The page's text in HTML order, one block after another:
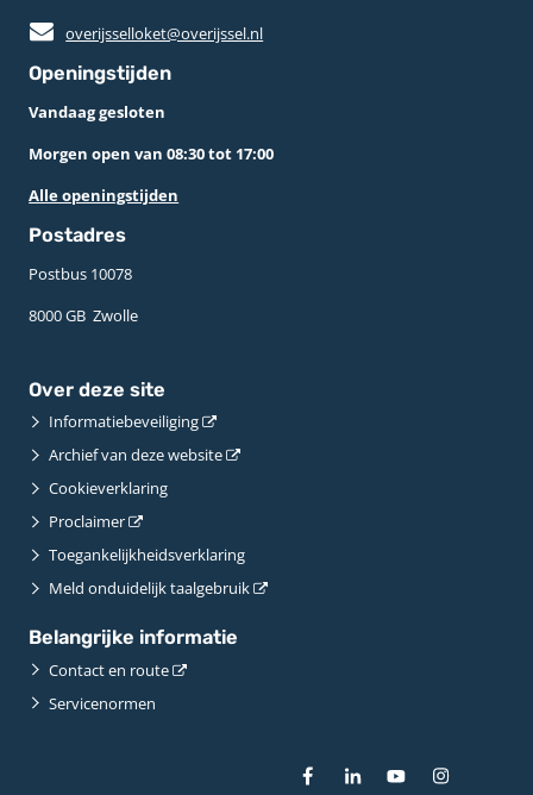
overijsselloket@overijssel.nl
Openingstijden
Vandaag gesloten
Morgen open van 08:30 tot 17:00
Alle openingstijden
Postadres
Postbus 10078 ­
8000 GB ­ Zwolle
Over deze site
Informatiebeveiliging
Archief van deze website
Cookieverklaring
Proclaimer
Toegankelijkheidsverklaring
Meld onduidelijk taalgebruik
Belangrijke informatie
Contact en route
Servicenormen